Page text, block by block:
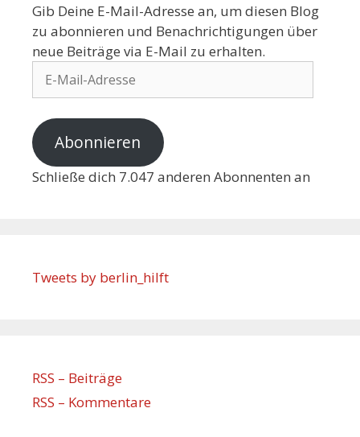
Gib Deine E-Mail-Adresse an, um diesen Blog
zu abonnieren und Benachrichtigungen über
neue Beiträge via E-Mail zu erhalten.
Abonnieren
Schließe dich 7.047 anderen Abonnenten an
Tweets by berlin_hilft
RSS – Beiträge
RSS – Kommentare